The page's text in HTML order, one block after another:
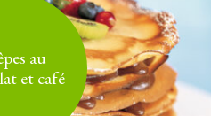
au
et café